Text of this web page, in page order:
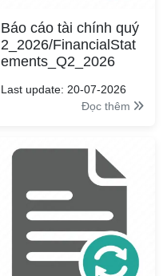
Báo cáo tài chính quý
2_2026/FinancialStat
ements_Q2_2026
Last update: 20-07-2026
Đọc thêm